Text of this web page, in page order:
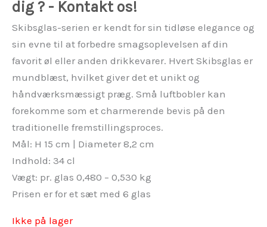
dig ? - Kontakt os!
Skibsglas-serien er kendt for sin tidløse elegance og
sin evne til at forbedre smagsoplevelsen af din
favorit øl eller anden drikkevarer. Hvert Skibsglas er
mundblæst, hvilket giver det et unikt og
håndværksmæssigt præg. Små luftbobler kan
forekomme som et charmerende bevis på den
traditionelle fremstillingsproces.
Mål: H 15 cm | Diameter 8,2 cm
Indhold: 34 cl
Vægt: pr. glas 0,480 – 0,530 kg
Prisen er for et sæt med 6 glas
Ikke på lager